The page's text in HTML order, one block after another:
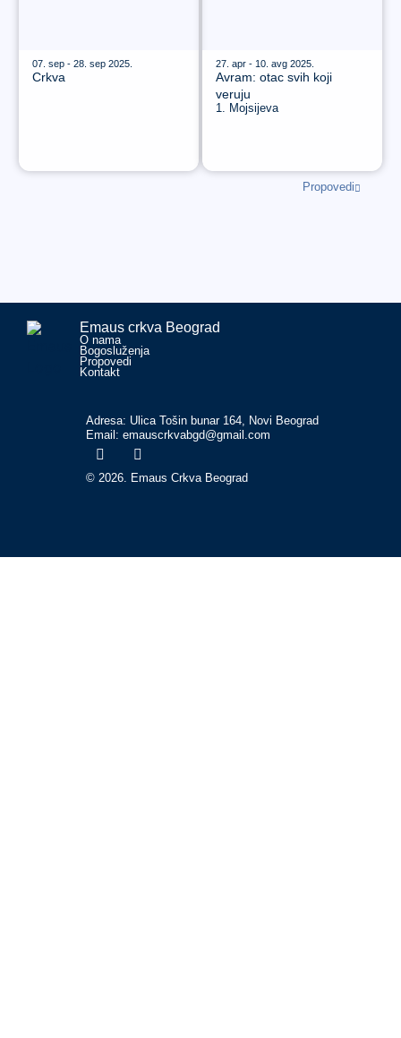
07. sep - 28. sep 2025.
Crkva
27. apr - 10. avg 2025.
Avram: otac svih koji
veruju
1. Mojsijeva
Propovedi
Emaus crkva Beograd
O nama
Bogosluženja
Propovedi
Kontakt
Adresa: Ulica Tošin bunar 164, Novi Beograd
Email: emauscrkvabgd@gmail.com
© 2026. Emaus Crkva Beograd